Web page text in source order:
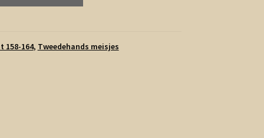
158-164, Tweedehands meisjes